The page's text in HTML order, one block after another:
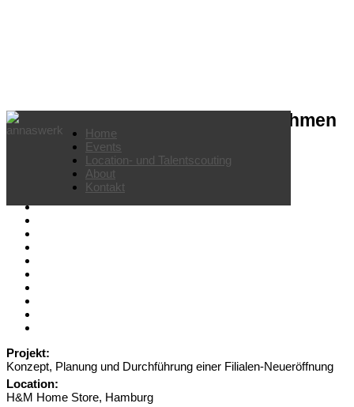
Home
Events
Location- und Talentscouting
About
Kontakt
Filial-Eröffnung für Modeunternehmen
Projekt:
Konzept, Planung und Durchführung einer Filialen-Neueröffnung
Location:
H&M Home Store, Hamburg